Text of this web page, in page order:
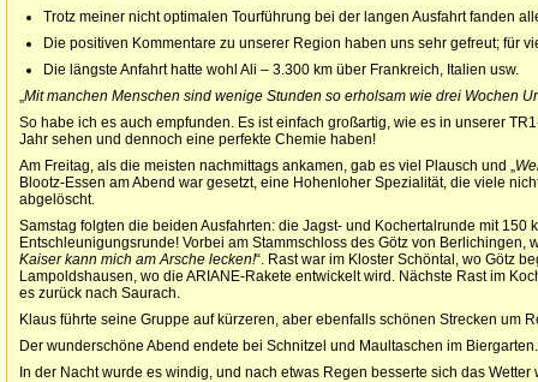
Trotz meiner nicht optimalen Tourführung bei der langen Ausfahrt fanden
Die positiven Kommentare zu unserer Region haben uns sehr gefreut; für
Die längste Anfahrt hatte wohl Ali – 3.300 km über Frankreich, Italien usw.
Mit manchen Menschen sind wenige Stunden so erholsam wie drei Wochen
So habe ich es auch empfunden. Es ist einfach großartig, wie es in unserer
Jahr sehen und dennoch eine perfekte Chemie haben!
Am Freitag, als die meisten nachmittags ankamen, gab es viel Plausch und „
Blootz-Essen am Abend war gesetzt, eine Hohenloher Spezialität, die viele
abgelöscht.
Samstag folgten die beiden Ausfahrten: die Jagst- und Kochertalrunde mit 150
Entschleunigungsrunde! Vorbei am Stammschloss des Götz von Berlichingen,
Kaiser kann mich am Arsche lecken!“. Rast war im Kloster Schöntal, wo Götz
Lampoldshausen, wo die ARIANE-Rakete entwickelt wird. Nächste Rast im
es zurück nach Saurach.
Klaus führte seine Gruppe auf kürzeren, aber ebenfalls schönen Strecken um
Der wunderschöne Abend endete bei Schnitzel und Maultaschen im Biergarten.
In der Nacht wurde es windig, und nach etwas Regen besserte sich das Wetter